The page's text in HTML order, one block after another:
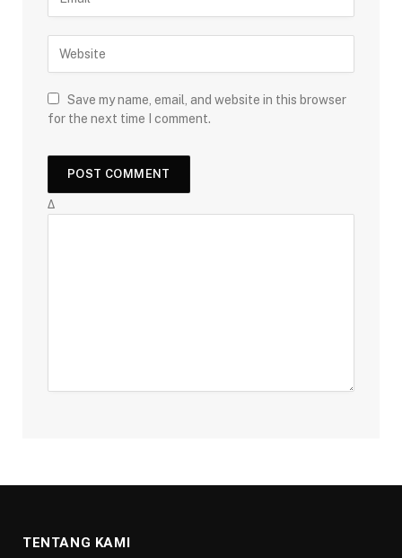
Save my name, email, and website in this browser
for the next time I comment.
Δ
TENTANG KAMI